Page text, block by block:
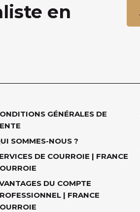
en
GÉNÉRALES DE
SOMMES-NOUS ?
DE COURROIE | FRANCE
DU COMPTE
| FRANCE